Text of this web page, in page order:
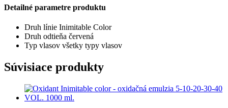
Detailné parametre produktu
Druh línie Inimitable Color
Druh odtieňa červená
Typ vlasov všetky typy vlasov
Súvisiace produkty